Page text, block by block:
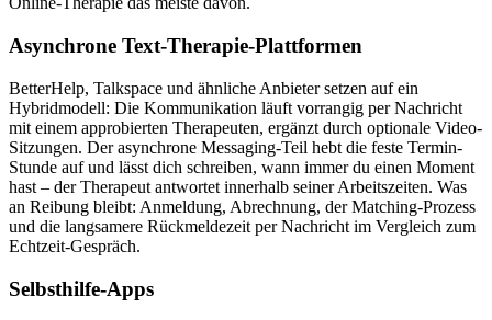
Asynchrone Text-Therapie-Plattformen
BetterHelp, Talkspace und ähnliche Anbieter setzen auf ein
Hybridmodell: Die Kommunikation läuft vorrangig per Nachricht
mit einem approbierten Therapeuten, ergänzt durch optionale Video-
Sitzungen. Der asynchrone Messaging-Teil hebt die feste Termin-
Stunde auf und lässt dich schreiben, wann immer du einen Moment
hast – der Therapeut antwortet innerhalb seiner Arbeitszeiten. Was
an Reibung bleibt: Anmeldung, Abrechnung, der Matching-Prozess
und die langsamere Rückmeldezeit per Nachricht im Vergleich zum
Echtzeit-Gespräch.
Selbsthilfe-Apps